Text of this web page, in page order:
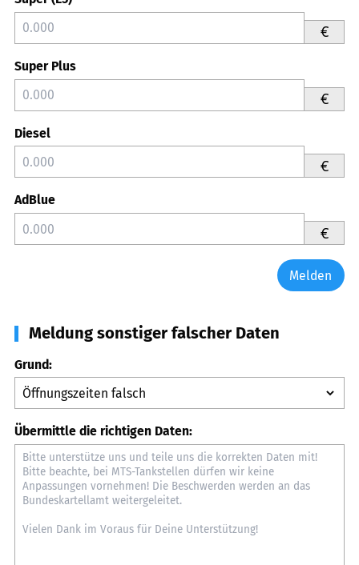
€
Super Plus
€
Diesel
€
AdBlue
€
Melden
Meldung sonstiger falscher Daten
Grund:
Übermittle die richtigen Daten: